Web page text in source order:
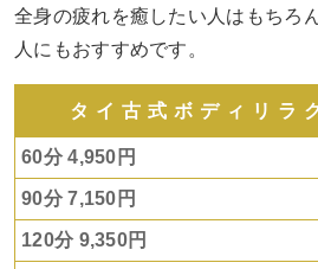
全身の疲れを癒したい人はもちろ
人にもおすすめです。
タイ古式ボディリラ
60分 4,950円
90分 7,150円
120分 9,350円